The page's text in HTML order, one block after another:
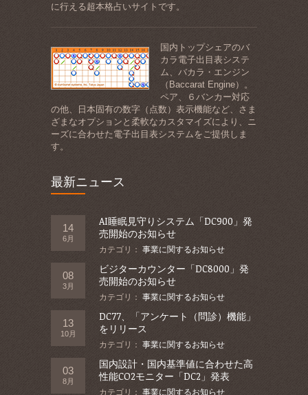
に行える超本格占いサイトです。
国内トップシェアのバ
カラ電子出目表システ
ム、バカラ・エンジン
（Baccarat Engine）。
ペア、６バンカー対応
の他、日本固有の数字（点数）表示機能など、さま
ざまなオプションと柔軟なカスタマイズにより、ニ
ーズに合わせた電子出目表システムをご提供しま
す。
最新ニュース
14
6月
AI睡眠見守りシステム「DC900」発
売開始のお知らせ
カテゴリ： 事業に関するお知らせ
08
3月
ビジターカウンター「DC8000」発
売開始のお知らせ
カテゴリ： 事業に関するお知らせ
13
10月
DC77、「アンケート（問診）機能」
をリリース
カテゴリ： 事業に関するお知らせ
03
8月
国内設計・国内基準値に合わせた高
性能CO2モニター「DC2」発表
カテゴリ： 事業に関するお知らせ